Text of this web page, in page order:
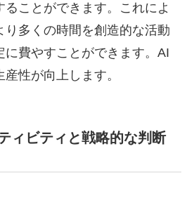
ることができます。これによ
り多くの時間を創造的な活動
に費やすことができます。AI
性が向上します。
ィビティと戦略的な判断